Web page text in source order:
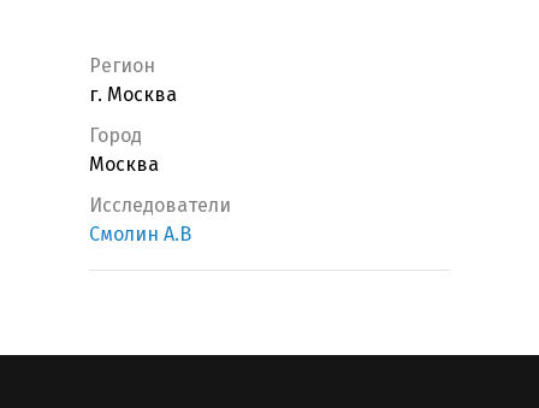
Регион
г. Москва
Город
Москва
Исследователи
Смолин А.В